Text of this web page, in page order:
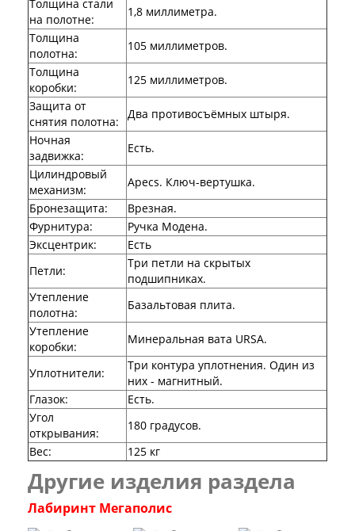
Толщина стали
на полотне:
1,8 миллиметра.
Толщина
полотна:
105 миллиметров.
Толщина
коробки:
125 миллиметров.
Защита от
снятия полотна:
Два противосъёмных штыря.
Ночная
задвижка:
Есть.
Цилиндровый
механизм:
Apecs. Ключ-вертушка.
Бронезащита:
Врезная.
Фурнитура:
Ручка Модена.
Эксцентрик:
Есть
Петли:
Три петли на скрытых
подшипниках.
Утепление
полотна:
Базальтовая плита.
Утепление
коробки:
Минеральная вата URSA.
Уплотнители:
Три контура уплотнения. Один из
них - магнитный.
Глазок:
Есть.
Угол
открывания:
180 градусов.
Вес: 125 кг
Другие изделия раздела
Лабиринт Мегаполис